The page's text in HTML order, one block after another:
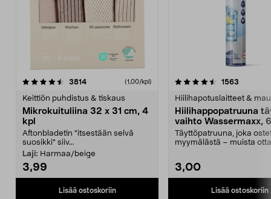
3814arvostelut (1,00/kpl)
Keittiön puhdistus & tiskaus
Mikrokuituliina 32 x 31 cm, 4
kpl
Aftonbladetin "itsestään selvä
suosikki" siiv...
Laji: Harmaa/beige
3,99
Lisää ostoskoriin
4.5viidestä
1563
Hiilihapotuslaitteet &
Hiilihappopatruuna
vaihto Wassermaxx,
Täyttöpatruuna, joka
myymälästä – muista
3,00
Lisää ostoskoriin
4.5viidestä